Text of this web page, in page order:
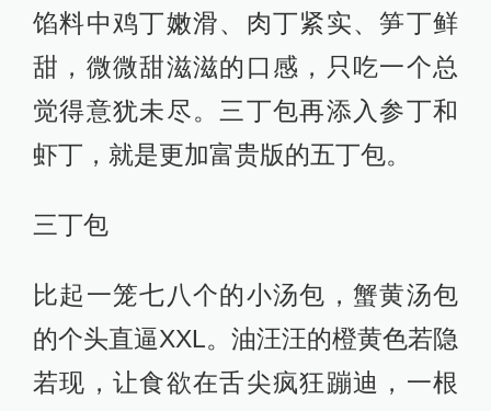
馅料中鸡丁嫩滑、肉丁紧实、笋丁鲜
甜，微微甜滋滋的口感，只吃一个总
觉得意犹未尽。三丁包再添入参丁和
虾丁，就是更加富贵版的五丁包。
三丁包
比起一笼七八个的小汤包，蟹黄汤包
的个头直逼XXL。油汪汪的橙黄色若隐
若现，让食欲在舌尖疯狂蹦迪，一根